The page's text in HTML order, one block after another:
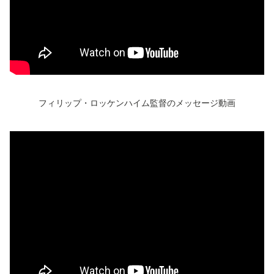
フィリップ・ロッケンハイム監督のメッセージ動画